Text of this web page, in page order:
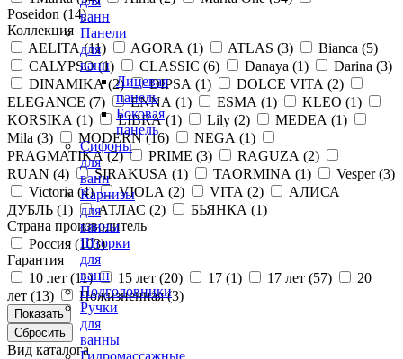
ванн
Панели
для
ванн
Лицевая
панель
Боковая
панель
Сифоны
для
ванн
Карнизы
для
ванны
Шторки
для
ванн
Подголовники
Ручки
для
ванны
Poseidon (14)
Коллекция
AELITA (11) AGORA (1) ATLAS (3) Bianca (5)
CALYPSO (1) CLASSIC (6) Danaya (1) Darina (3)
DINAMIKA (2) DIPSA (1) DOLCE VITA (2)
ELEGANCE (7) ENNA (1) ESMA (1) KLEO (1)
KORSIKA (1) LIBRA (1) Lily (2) MEDEA (1)
Mila (3) MODERN (16) NEGA (1)
PRAGMATIKA (2) PRIME (3) RAGUZA (2)
RUAN (4) SIRAKUSA (1) TAORMINA (1) Vesper (3)
Victoria (4) VIOLA (2) VITA (2)
АЛИСА
ДУБЛЬ (1) АТЛАС (2) БЬЯНКА (1)
Страна производитель
Россия (103)
Гарантия
10 лет (11) 15 лет (20) 17 (1) 17 лет (57)
20
лет (13) Пожизненная (3)
Вид каталога